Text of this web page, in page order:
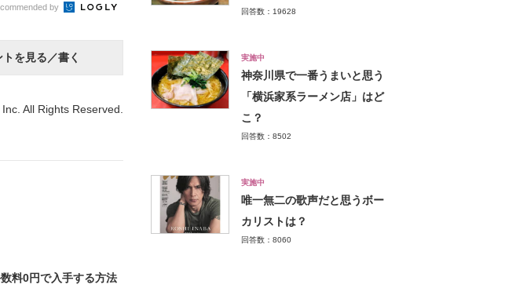
by
トを見る／書く
All Rights Reserved.
料0円で入手する方法
回答数：19628
実施中
神奈川県で一番うまいと思う
「横浜家系ラーメン店」はど
こ？
回答数：8502
実施中
唯一無二の歌声だと思うボー
カリストは？
回答数：8060